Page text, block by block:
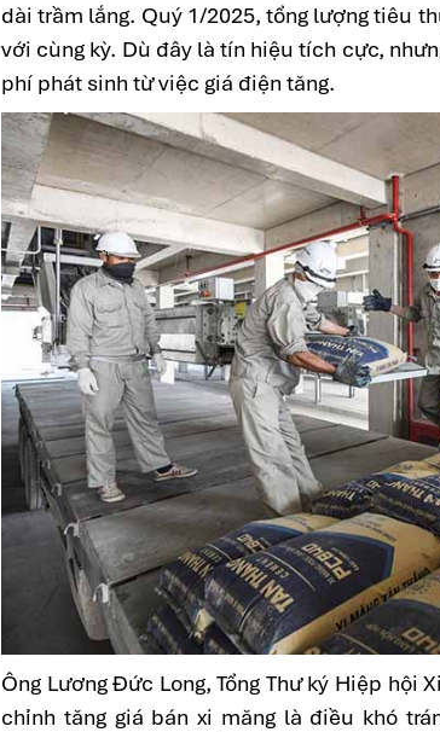
dài trầm lắng. Quý 1/2025, tổng lượng tiêu
với cùng kỳ. Dù đây là tín hiệu tích cực,
phí phát sinh từ việc giá điện tăng.
Ông Lương Đức Long, Tổng Thư ký Hiệp hội
chỉnh tăng giá bán xi măng là điều khó